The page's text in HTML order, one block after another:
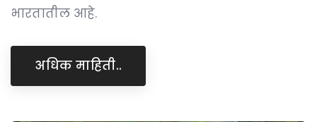
भारतातील आहे.
अधिक माहिती..